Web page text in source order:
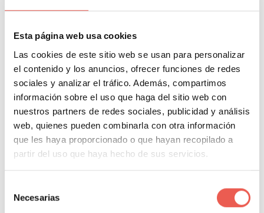
Esta página web usa cookies
Las cookies de este sitio web se usan para personalizar
el contenido y los anuncios, ofrecer funciones de redes
sociales y analizar el tráfico. Además, compartimos
información sobre el uso que haga del sitio web con
nuestros partners de redes sociales, publicidad y análisis
web, quienes pueden combinarla con otra información
que les haya proporcionado o que hayan recopilado a
partir del uso que haya hecho de sus servicios.
Necesarias
porque cada vez más empresas e individuos quieren
abusar de sus datos. Con una VPN buena y confiable,
la posibilidad de que esto ocurra disminuye
drásticamente. Por lo tanto, recomendamos
insistentemente el uso de una VPN.
ÍNDICE DEL CONTENIDO